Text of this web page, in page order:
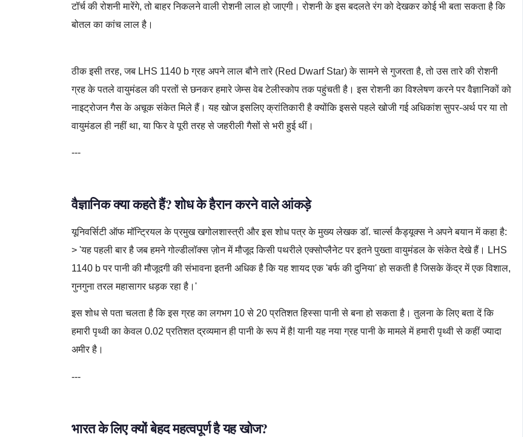
टॉर्च की रोशनी मारेंगे, तो बाहर निकलने वाली रोशनी लाल हो जाएगी। रोशनी के इस बदलते रंग को देखकर कोई भी बता सकता है कि
बोतल का कांच लाल है।
ठीक इसी तरह, जब LHS 1140 b ग्रह अपने लाल बौने तारे (Red Dwarf Star) के सामने से गुजरता है, तो उस तारे की रोशनी
ग्रह के पतले वायुमंडल की परतों से छनकर हमारे जेम्स वेब टेलीस्कोप तक पहुंचती है। इस रोशनी का विश्लेषण करने पर वैज्ञानिकों को
नाइट्रोजन गैस के अचूक संकेत मिले हैं। यह खोज इसलिए क्रांतिकारी है क्योंकि इससे पहले खोजी गई अधिकांश सुपर-अर्थ पर या तो
वायुमंडल ही नहीं था, या फिर वे पूरी तरह से जहरीली गैसों से भरी हुई थीं।
---
वैज्ञानिक क्या कहते हैं? शोध के हैरान करने वाले आंकड़े
यूनिवर्सिटी ऑफ मॉन्ट्रियल के प्रमुख खगोलशास्त्री और इस शोध पत्र के मुख्य लेखक डॉ. चार्ल्स कैड्यूक्स ने अपने बयान में कहा है:
> 'यह पहली बार है जब हमने गोल्डीलॉक्स ज़ोन में मौजूद किसी पथरीले एक्सोप्लैनेट पर इतने पुख्ता वायुमंडल के संकेत देखे हैं। LHS
1140 b पर पानी की मौजूदगी की संभावना इतनी अधिक है कि यह शायद एक 'बर्फ की दुनिया' हो सकती है जिसके केंद्र में एक विशाल,
गुनगुना तरल महासागर धड़क रहा है।'
इस शोध से पता चलता है कि इस ग्रह का लगभग 10 से 20 प्रतिशत हिस्सा पानी से बना हो सकता है। तुलना के लिए बता दें कि
हमारी पृथ्वी का केवल 0.02 प्रतिशत द्रव्यमान ही पानी के रूप में है! यानी यह नया ग्रह पानी के मामले में हमारी पृथ्वी से कहीं ज्यादा
अमीर है।
---
भारत के लिए क्यों बेहद महत्वपूर्ण है यह खोज?